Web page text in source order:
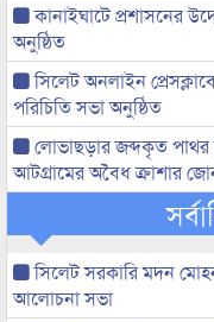
কানাইঘাটে প্রশাসনের
অনুষ্ঠিত
সিলেট অনলাইন
পরিচিতি সভা অনুষ্ঠিত
লোভাছড়ার জব্দকৃত পাথর
আটগ্রামের অবৈধ ক্রাশার
সিলেট সরকারি মদন
আলোচনা সভা